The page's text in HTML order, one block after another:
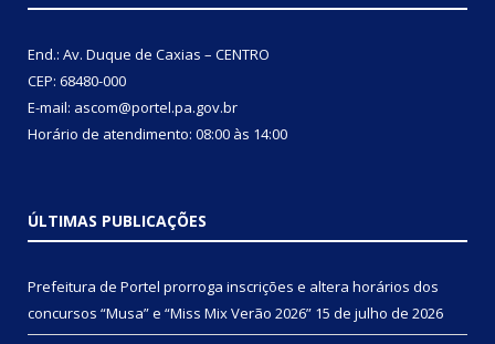
End.: Av. Duque de Caxias – CENTRO
CEP: 68480-000
E-mail: ascom@portel.pa.gov.br
Horário de atendimento: 08:00 às 14:00
ÚLTIMAS PUBLICAÇÕES
Prefeitura de Portel prorroga inscrições e altera horários dos
concursos “Musa” e “Miss Mix Verão 2026” 15 de julho de 2026